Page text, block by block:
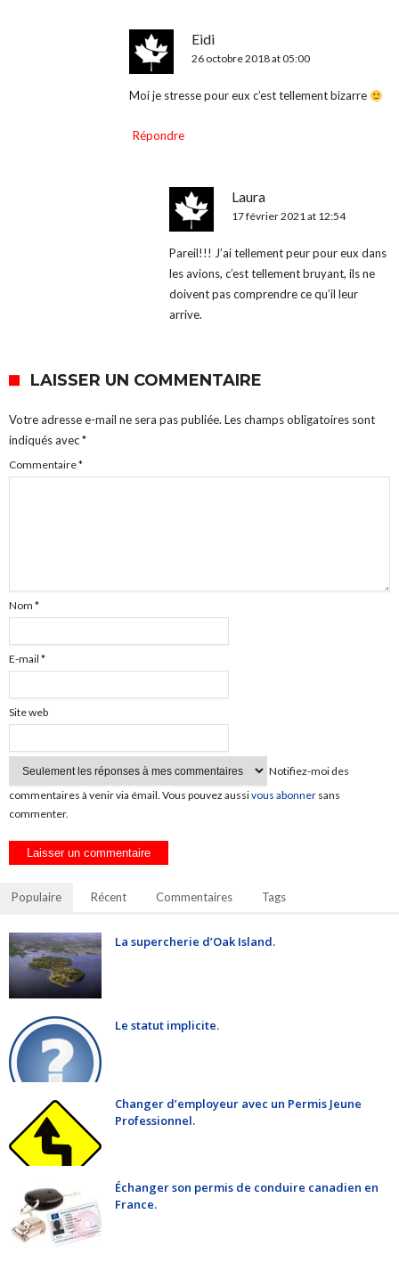
Eidi
26 octobre 2018 at 05:00
Moi je stresse pour eux c’est tellement bizarre
Répondre
Laura
17 février 2021 at 12:54
Pareil!!! J’ai tellement peur pour eux dans
les avions, c’est tellement bruyant, ils ne
doivent pas comprendre ce qu’il leur
arrive.
LAISSER UN COMMENTAIRE
Votre adresse e-mail ne sera pas publiée. Les champs obligatoires sont
indiqués avec*
Commentaire*
Nom *
E-mail *
Site web
Notifiez-moi des
commentaires à venir via émail. Vous pouvez aussivous abonner sans
commenter.
Populaire Récent Commentaires Tags
La supercherie d’Oak Island.
Le statut implicite.
Changer d’employeur avec un Permis Jeune
Professionnel.
Échanger son permis de conduire canadien en
France.